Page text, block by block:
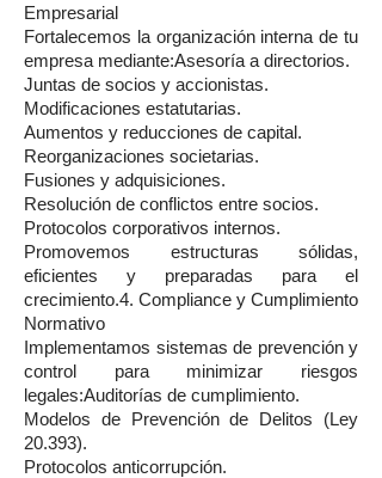
Empresarial
Fortalecemos la organización interna de tu
empresa mediante:Asesoría a directorios.
Juntas de socios y accionistas.
Modificaciones estatutarias.
Aumentos y reducciones de capital.
Reorganizaciones societarias.
Fusiones y adquisiciones.
Resolución de conflictos entre socios.
Protocolos corporativos internos.
Promovemos estructuras sólidas,
eficientes y preparadas para el
crecimiento.4. Compliance y Cumplimiento
Normativo
Implementamos sistemas de prevención y
control para minimizar riesgos
legales:Auditorías de cumplimiento.
Modelos de Prevención de Delitos (Ley
20.393).
Protocolos anticorrupción.